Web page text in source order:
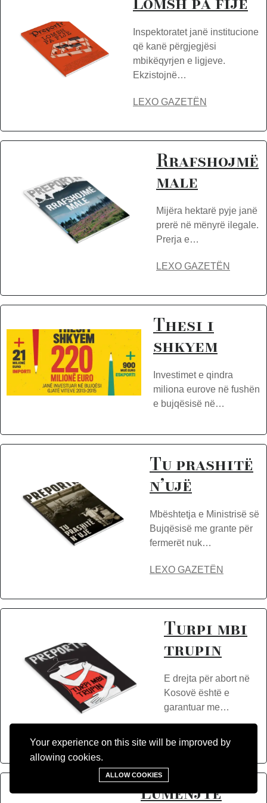
Inspektoratet janë institucione
që kanë përgjegjësi
mbikëqyrjen e ligjeve.
Ekzistojnë…
LEXO GAZETËN
Rrafshojmë
male
Mijëra hektarë pyje janë
prerë në mënyrë ilegale.
Prerja e…
LEXO GAZETËN
Thesi i
shkyem
Investimet e qindra
miliona eurove në fushën
e bujqësisë në…
Tu prashitë
n’ujë
Mbështetja e Ministrisë së
Bujqësisë me grante për
fermerët nuk…
LEXO GAZETËN
Turpi mbi
trupin
E drejta për abort në
Kosovë është e
garantuar me…
Lumenjtë
Your experience on this site will be improved by
allowing cookies.
ALLOW COOKIES